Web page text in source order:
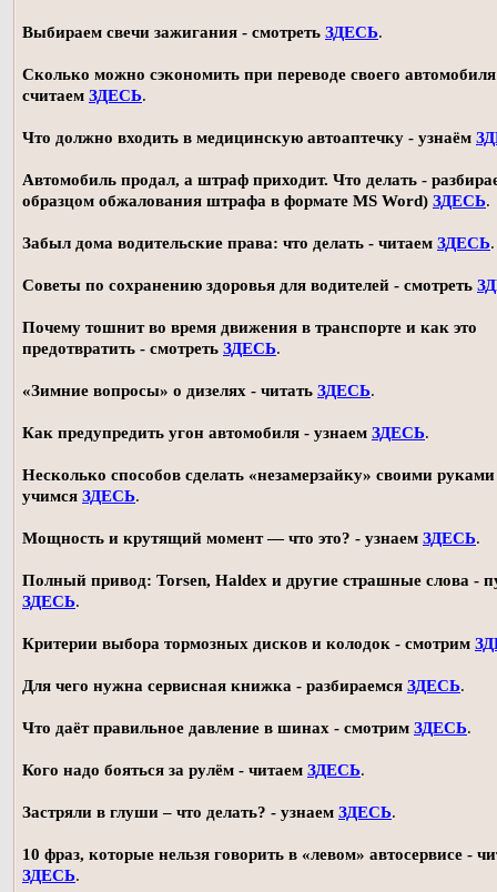
Выбираем свечи зажигания - смотреть ЗДЕСЬ.
Сколько можно сэкономить при переводе своего автомобиля
считаем ЗДЕСЬ.
Что должно входить в медицинскую автоаптечку - узнаём
Автомобиль продал, а штраф приходит. Что делать -
образцом обжалования штрафа в формате MS Word) ЗДЕСЬ.
Забыл дома водительские права: что делать - читаем ЗДЕСЬ.
Советы по сохранению здоровья для водителей - смотреть
Почему тошнит во время движения в транспорте и как это
предотвратить - смотреть ЗДЕСЬ.
«Зимние вопросы» о дизелях - читать ЗДЕСЬ.
Как предупредить угон автомобиля - узнаем ЗДЕСЬ.
Несколько способов сделать «незамерзайку» своими
учимся ЗДЕСЬ.
Мощность и крутящий момент — что это? - узнаем ЗДЕСЬ.
Полный привод: Torsen, Haldex и другие страшные слова -
ЗДЕСЬ.
Критерии выбора тормозных дисков и колодок - смотрим
Для чего нужна сервисная книжка - разбираемся ЗДЕСЬ.
Что даёт правильное давление в шинах - смотрим ЗДЕСЬ.
Кого надо бояться за рулём - читаем ЗДЕСЬ.
Застряли в глуши – что делать? - узнаем ЗДЕСЬ.
10 фраз, которые нельзя говорить в «левом» автосервисе -
ЗДЕСЬ.